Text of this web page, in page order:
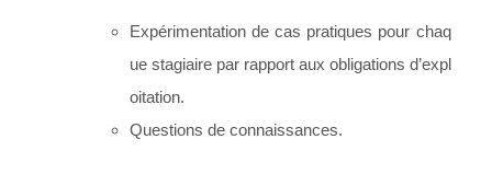
Expérimentation de cas pratiques pour chaq
ue stagiaire par rapport aux obligations d’expl
oitation.
Questions de connaissances.